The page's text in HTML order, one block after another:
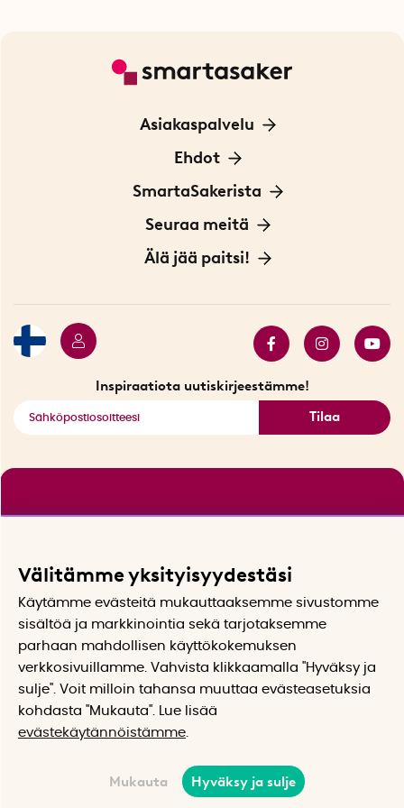
Asiakaspalvelu
Ota yhteyttä
Ehdot
Tietoa evästeistä
Yksityisyydensuoja
Sopimusehdot
SmartaSakerista
Meistä
Myymälä Tukholmassa
Seuraa meitä
Innovaattoriblogi
Älä jää paitsi!
Inspiraatiota uutiskirjeestämme!
Tilaa
Välitämme yksityisyydestäsi
Käytämme evästeitä mukauttaaksemme sivustomme
sisältöä ja markkinointia sekä tarjotaksemme
parhaan mahdollisen käyttökokemuksen
verkkosivuillamme. Vahvista klikkaamalla "Hyväksy ja
sulje". Voit milloin tahansa muuttaa evästeasetuksia
kohdasta "Mukauta". Lue lisää
evästekäytännöistämme
Mukauta Hyväksy ja sulje